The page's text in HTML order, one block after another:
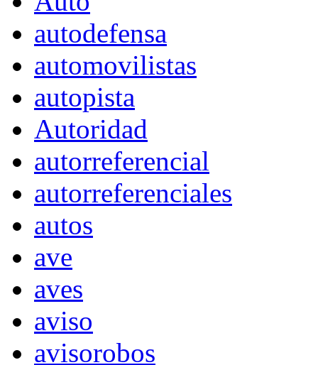
autodefensa
automovilistas
autopista
Autoridad
autorreferencial
autorreferenciales
autos
ave
aves
aviso
avisorobos